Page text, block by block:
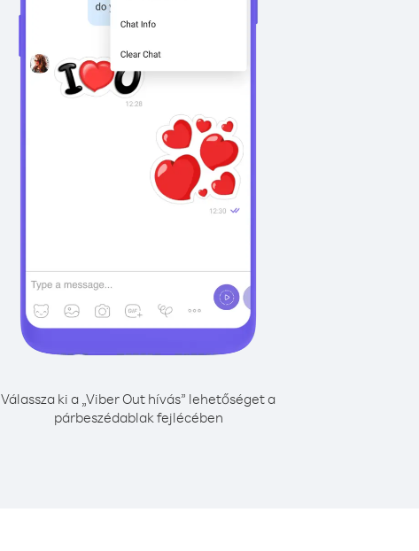
Válassza ki a „Viber Out hívás” lehetőséget a
párbeszédablak fejlécében